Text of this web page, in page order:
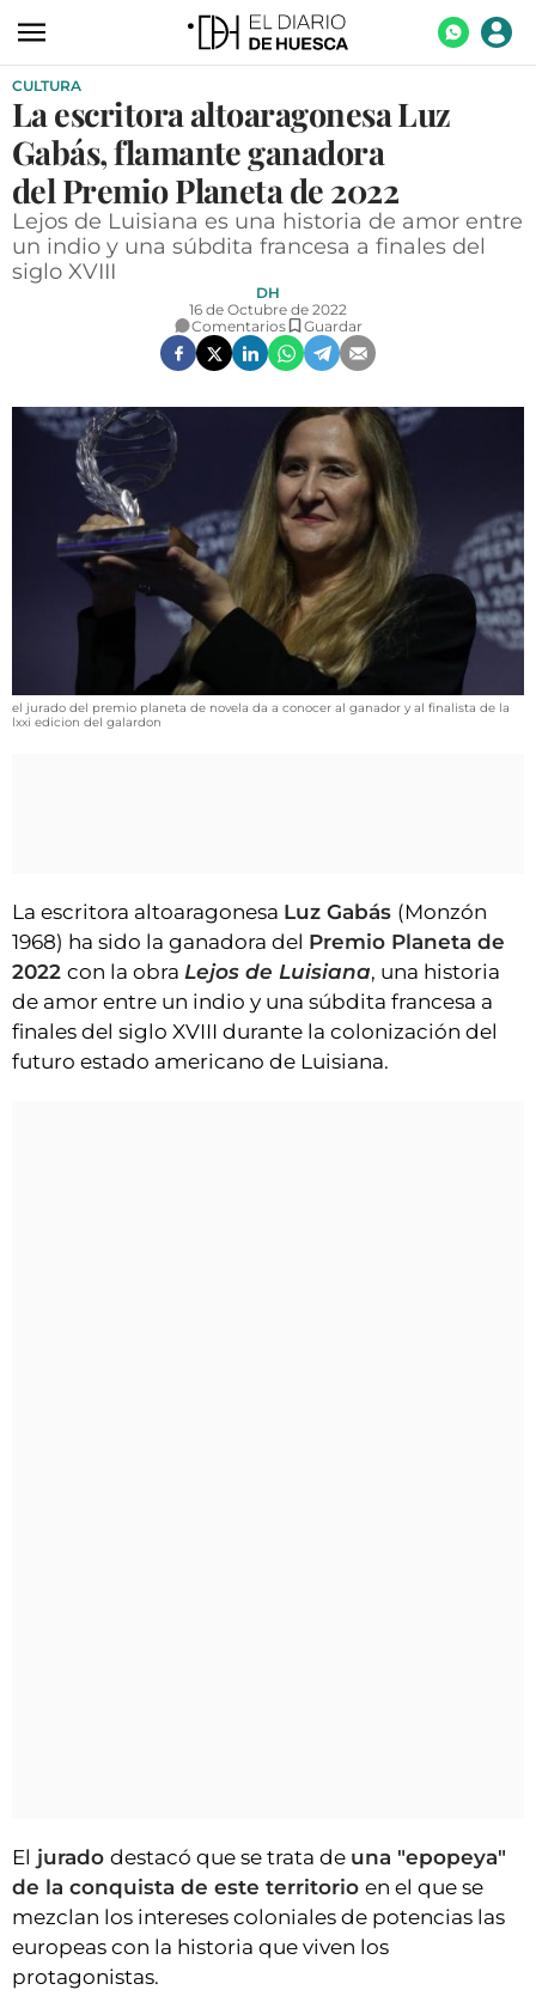
ACTUALIDAD
ECONOMÍA
TECNOLOGÍA
TURISMO
AGROALIMENTACIÓN
SOCIEDAD
OPINIÓN
GALERÍAS
VÍDEOS
CONTACTAR
FIESTAS EN EL ALTO ARAGÓN
FIESTAS DE SAN LORENZO
AGENDA
CLUB DEL AMIGO MILITANTE
INICIAR SESIÓN
CULTURA
La escritora altoaragonesa Luz
Gabás, flamante ganadora
del Premio Planeta de 2022
Lejos de Luisiana es una historia de amor entre
un indio y una súbdita francesa a finales del
siglo XVIII
DH
16 de Octubre de 2022
Comentarios
Guardar
el jurado del premio planeta de novela da a conocer al ganador y al finalista de la
lxxi edicion del galardon
La escritora altoaragonesa Luz Gabás (Monzón
1968) ha sido la ganadora del Premio Planeta de
2022 con la obra Lejos de Luisiana, una historia
de amor entre un indio y una súbdita francesa a
finales del siglo XVIII durante la colonización del
futuro estado americano de Luisiana.
El jurado destacó que se trata de una "epopeya"
de la conquista de este territorio en el que se
mezclan los intereses coloniales de potencias las
europeas con la historia que viven los
protagonistas.